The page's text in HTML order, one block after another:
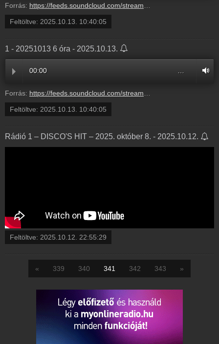
Forrás: https://feeds.soundcloud.com/stream/2188989691-balazsek-2-eletunk-nagy-teljesitmenye-amire-buszkek-vagyunk-2.mp3
Feltöltve: 2025.10.13. 10:40:05
1 - 20251013 6 óra - 2025.10.13.
00:00 …
Forrás: https://feeds.soundcloud.com/stream/2188989687-balazsek-1-20251013-6-ora-1.mp3
Feltöltve: 2025.10.13. 10:40:05
Rádió 1 – DISCO'S HIT – 2025. október 8. - 2025.10.12.
Feltöltve: 2025.10.12. 22:55:29
« 339 340 341 342 343 »